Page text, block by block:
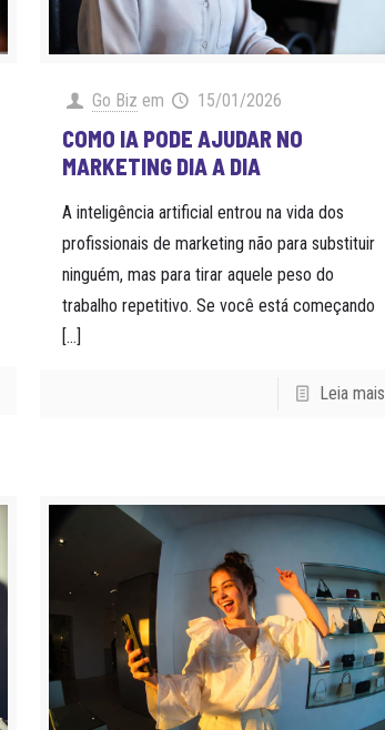
Go Biz em 15/01/2026
COMO IA PODE AJUDAR NO
MARKETING DIA A DIA
A inteligência artificial entrou na vida dos
profissionais de marketing não para substituir
ninguém, mas para tirar aquele peso do
trabalho repetitivo. Se você está começando
[…]
Leia mais